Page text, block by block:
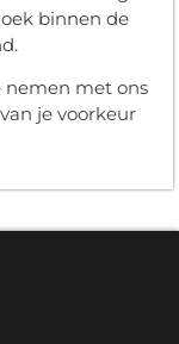
binnen de
nemen met ons
je voorkeur